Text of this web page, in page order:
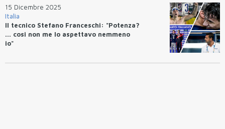
15 Dicembre 2025
Italia
Il tecnico Stefano Franceschi: "Potenza?
... cosi non me lo aspettavo nemmeno
io"